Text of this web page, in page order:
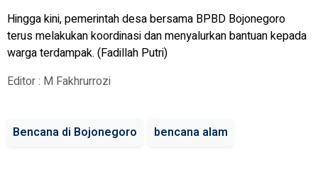
Hingga kini, pemerintah desa bersama BPBD Bojonegoro
terus melakukan koordinasi dan menyalurkan bantuan kepada
warga terdampak. (Fadillah Putri)
Editor : M Fakhrurrozi
Bencana di Bojonegoro bencana alam